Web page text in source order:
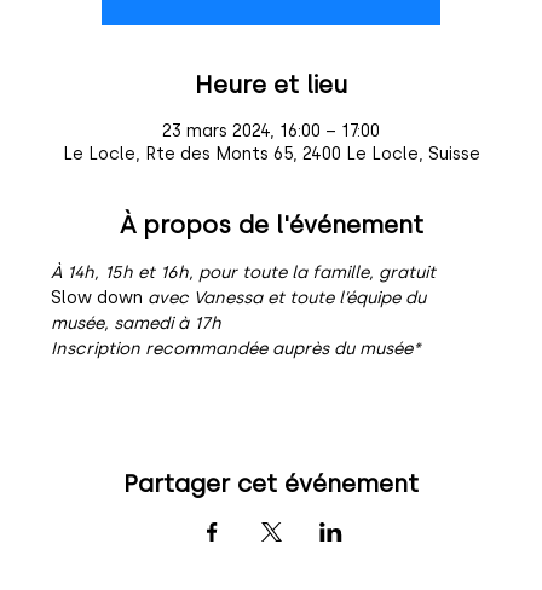
Heure et lieu
23 mars 2024, 16:00 – 17:00
Le Locle, Rte des Monts 65, 2400 Le Locle, Suisse
À propos de l'événement
À 14h, 15h et 16h, pour toute la famille, gratuit
Slow down avec Vanessa et toute l’équipe du
musée, samedi à 17h
Inscription recommandée auprès du musée*
Partager cet événement